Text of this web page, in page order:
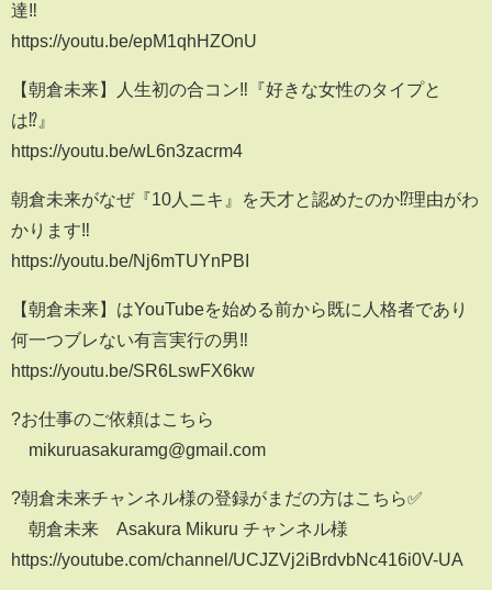
達‼️
https://youtu.be/epM1qhHZOnU
【朝倉未来】人生初の合コン‼️『好きな女性のタイプと
は⁉️』
https://youtu.be/wL6n3zacrm4
朝倉未来がなぜ『10人ニキ』を天才と認めたのか⁉️理由がわ
かります‼️
https://youtu.be/Nj6mTUYnPBI
【朝倉未来】はYouTubeを始める前から既に人格者であり
何一つブレない有言実行の男‼️
https://youtu.be/SR6LswFX6kw
?お仕事のご依頼はこちら
mikuruasakuramg@gmail.com
?朝倉未来チャンネル様の登録がまだの方はこちら✅
朝倉未来 Asakura Mikuru チャンネル様
https://youtube.com/channel/UCJZVj2iBrdvbNc416i0V-UA